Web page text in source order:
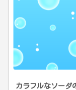
カラフルなソーダ